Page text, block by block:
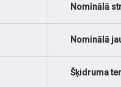
Nominālā
Nominālā
Šķidruma